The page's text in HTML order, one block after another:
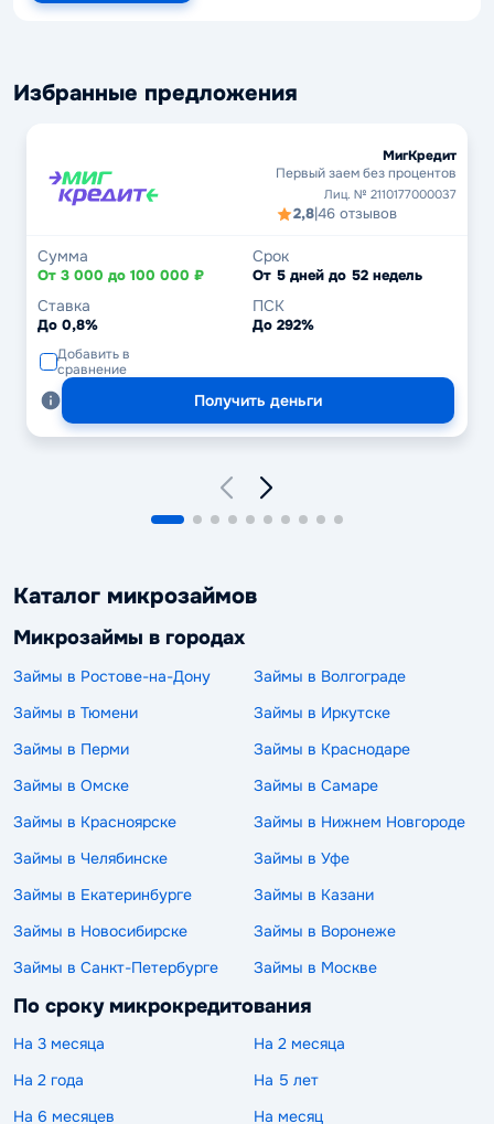
Избранные предложения
МигКредит
Первый заем без процентов
Лиц. № 2110177000037
2,8|46 отзывов
Сумма
От 3 000 до 100 000 ₽
Срок
От 5 дней до 52 недель
Ставка
До 0,8%
ПСК
До 292%
Добавить в
сравнение
Получить деньги
Каталог микрозаймов
Микрозаймы в городах
Займы в Ростове-на-Дону
Займы в Волгограде
Займы в Тюмени
Займы в Иркутске
Займы в Перми
Займы в Краснодаре
Займы в Омске
Займы в Самаре
Займы в Красноярске
Займы в Нижнем Новгороде
Займы в Челябинске
Займы в Уфе
Займы в Екатеринбурге
Займы в Казани
Займы в Новосибирске
Займы в Воронеже
Займы в Санкт-Петербурге
Займы в Москве
По сроку микрокредитования
На 3 месяца
На 2 месяца
На 2 года
На 5 лет
На 6 месяцев
На месяц